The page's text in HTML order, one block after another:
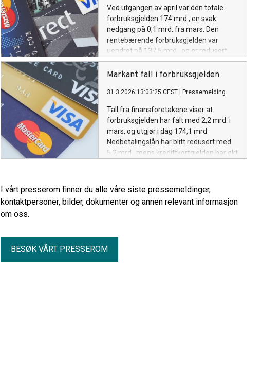
Ved utgangen av april var den totale
forbruksgjelden 174 mrd., en svak
nedgang på 0,1 mrd. fra mars. Den
rentebærende forbruksgjelden var
uendret på 137,5 mrd., og er redusert
med 0,7 mrd. de siste tolv månedene.
Markant fall i forbruksgjelden
31.3.2026 13:03:25 CEST Pressemelding
Tall fra finansforetakene viser at
forbruksgjelden har falt med 2,2 mrd. i
mars, og utgjør i dag 174,1 mrd.
Nedbetalingslån har blitt redusert med
5,2 mrd., mens kredittkortgjelden har økt
rapporteringen fra en del finansforetak.
I vårt presserom finner du alle våre siste pressemeldinger,
kontaktpersoner, bilder, dokumenter og annen relevant informasjon
om oss.
BESØK VÅRT PRESSEROM